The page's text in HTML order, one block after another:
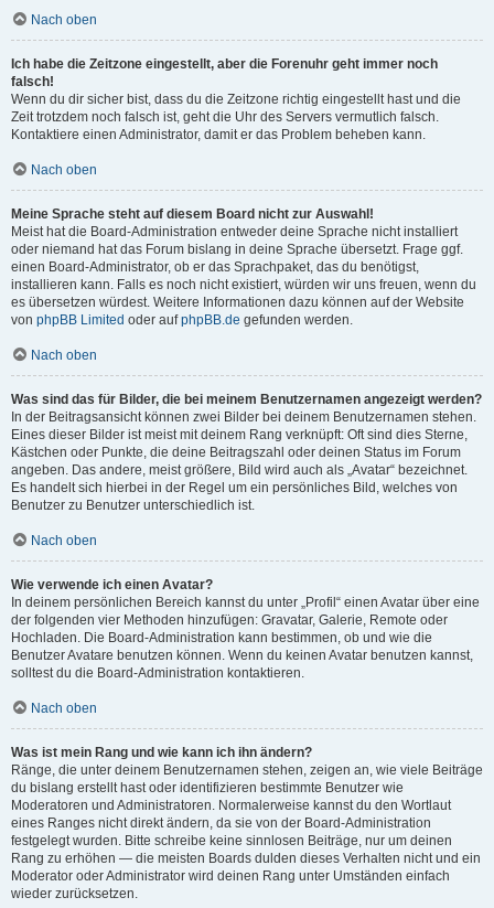
Nach oben
Ich habe die Zeitzone eingestellt, aber die Forenuhr geht immer noch
falsch!
Wenn du dir sicher bist, dass du die Zeitzone richtig eingestellt hast und die
Zeit trotzdem noch falsch ist, geht die Uhr des Servers vermutlich falsch.
Kontaktiere einen Administrator, damit er das Problem beheben kann.
Nach oben
Meine Sprache steht auf diesem Board nicht zur Auswahl!
Meist hat die Board-Administration entweder deine Sprache nicht installiert
oder niemand hat das Forum bislang in deine Sprache übersetzt. Frage ggf.
einen Board-Administrator, ob er das Sprachpaket, das du benötigst,
installieren kann. Falls es noch nicht existiert, würden wir uns freuen, wenn du
es übersetzen würdest. Weitere Informationen dazu können auf der Website
von phpBB Limited oder aufphpBB.de gefunden werden.
Nach oben
Was sind das für Bilder, die bei meinem Benutzernamen angezeigt werden?
In der Beitragsansicht können zwei Bilder bei deinem Benutzernamen stehen.
Eines dieser Bilder ist meist mit deinem Rang verknüpft: Oft sind dies Sterne,
Kästchen oder Punkte, die deine Beitragszahl oder deinen Status im Forum
angeben. Das andere, meist größere, Bild wird auch als „Avatar“ bezeichnet.
Es handelt sich hierbei in der Regel um ein persönliches Bild, welches von
Benutzer zu Benutzer unterschiedlich ist.
Nach oben
Wie verwende ich einen Avatar?
In deinem persönlichen Bereich kannst du unter „Profil“ einen Avatar über eine
der folgenden vier Methoden hinzufügen: Gravatar, Galerie, Remote oder
Hochladen. Die Board-Administration kann bestimmen, ob und wie die
Benutzer Avatare benutzen können. Wenn du keinen Avatar benutzen kannst,
solltest du die Board-Administration kontaktieren.
Nach oben
Was ist mein Rang und wie kann ich ihn ändern?
Ränge, die unter deinem Benutzernamen stehen, zeigen an, wie viele Beiträge
du bislang erstellt hast oder identifizieren bestimmte Benutzer wie
Moderatoren und Administratoren. Normalerweise kannst du den Wortlaut
eines Ranges nicht direkt ändern, da sie von der Board-Administration
festgelegt wurden. Bitte schreibe keine sinnlosen Beiträge, nur um deinen
Rang zu erhöhen — die meisten Boards dulden dieses Verhalten nicht und ein
Moderator oder Administrator wird deinen Rang unter Umständen einfach
wieder zurücksetzen.